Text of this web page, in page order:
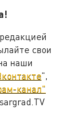
свои
наши
",
канал"